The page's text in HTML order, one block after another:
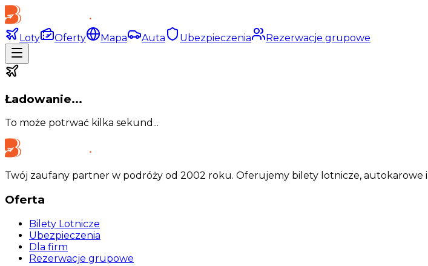
Loty Oferty Mapa Auta Ubezpieczenia Rezerwacje grupowe
Ładowanie...
To może potrwać kilka sekund...
Twój zaufany partner w podróży od 2002 roku. Oferujemy bilety lotnicze, autokarowe
Oferta
Bilety Lotnicze
Ubezpieczenia
Dla firm
Rezerwacje grupowe